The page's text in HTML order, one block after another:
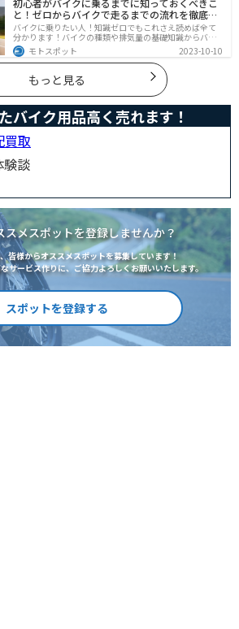
初心者がバイクに乗るまでに知っておくべきこ
と！ゼロからバイクで走るまでの流れを徹底解
説
バイクに乗りたい人！知識ゼロでもこれさえ読めば全て
分かります！バイクの種類や排気量の基礎知識からバイ
クの選び方、免許の取り方、購入、納車、その後のバイ
クライフまで全てサポートします！
モトスポット 2023-10-10
もっと見る
バイク用品高く売れます！
買取
験談
スメスポットを登録しませんか？
皆様からオススメスポットを募集しています！
サービス作りに、ご協力よろしくお願いいたします。
スポットを登録する